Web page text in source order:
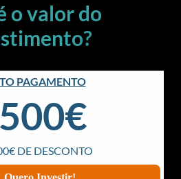
o valor do
PAGAMENTO
DE DESCONTO